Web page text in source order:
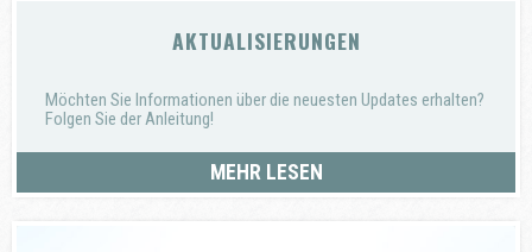
AKTUALISIERUNGEN
Möchten Sie Informationen über die neuesten Updates erhalten?
Folgen Sie der Anleitung!
MEHR LESEN